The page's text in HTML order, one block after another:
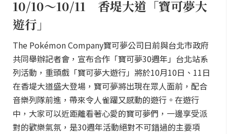
10/10～10/11 香堤大道「寶可夢大
遊行」
The Pokémon Company寶可夢公司日前與台北市政府
共同舉辦記者會，宣布合作「寶可夢30週年」台北站系
列活動，重頭戲「寶可夢大遊行」將於10月10日、11日
在香堤大道盛大登場，寶可夢將出現在眾人面前，配合
音樂列隊前進，帶來令人雀躍又感動的遊行。在遊行
中，大家可以近距離看著心愛的寶可夢們，一邊享受派
對的歡樂氣氛，是30週年活動絕對不可錯過的主要項